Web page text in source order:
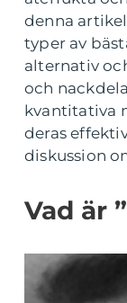
denna
typer av
alternativ
och
kvantitativa
deras
diskussion
Vad är